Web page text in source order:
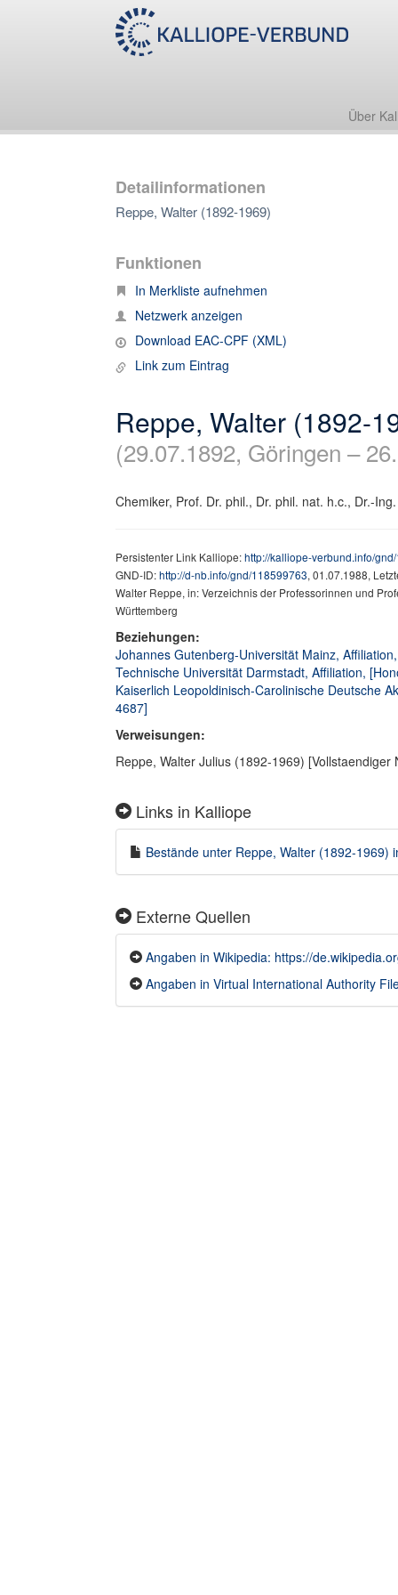
Über
Detailinformationen
Reppe, Walter (1892-1969)
Funktionen
In Merkliste aufnehmen
Netzwerk anzeigen
Download EAC-CPF (XML)
Link zum Eintrag
Reppe, Walter (1892-
(29.07.1892, Göringen –
Chemiker, Prof. Dr. phil., Dr. phil. nat. h.c., Dr.-
Persistenter Link Kalliope:http://kalliope-verbund.info/
GND-ID:http://d-nb.info/gnd/118599763, 01.07.1988,
Walter Reppe, in: Verzeichnis der Professorinnen und
Württemberg
Beziehungen:
Johannes Gutenberg-Universität Mainz,
Technische Universität Darmstadt, Affiliation,
Kaiserlich Leopoldinisch-Carolinische Deutsche
4687]
Verweisungen:
Reppe, Walter Julius (1892-1969) [Vollstaendiger
Links in Kalliope
Bestände unter Reppe, Walter (1892-1969)
Externe Quellen
Angaben in Wikipedia: https://
Angaben in Virtual International Authority